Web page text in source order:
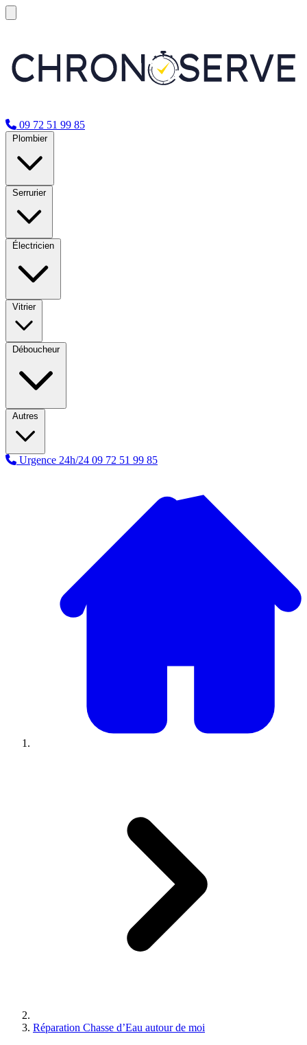
09 72 51 99 85
Plombier
Serrurier
Électricien
Vitrier
Déboucheur
Autres
Urgence 24h/24 09 72 51 99 85
Réparation Chasse d’Eau autour de moi